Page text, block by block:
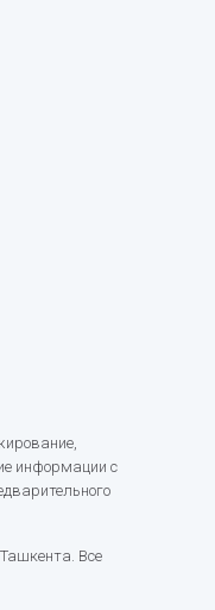
информации с
Все